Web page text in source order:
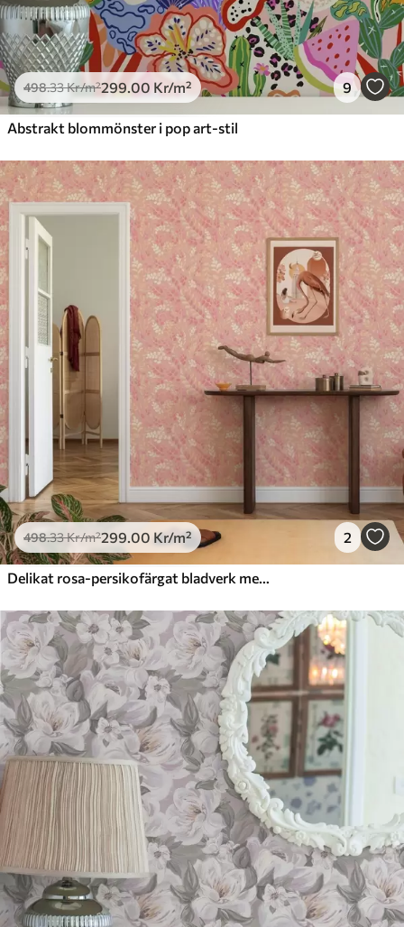
498.33Kr/m²299.00 Kr/m² 9
Abstrakt blommönster i pop art-stil
498.33Kr/m²299.00 Kr/m² 2
Delikat rosa-persikofärgat bladverk med en mjuk färgskimmer